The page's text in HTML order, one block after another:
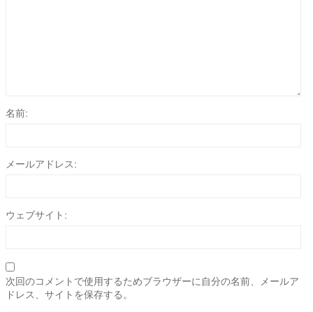
名前:
メールアドレス:
ウェブサイト:
次回のコメントで使用するためブラウザーに自分の名前、メールア
ドレス、サイトを保存する。